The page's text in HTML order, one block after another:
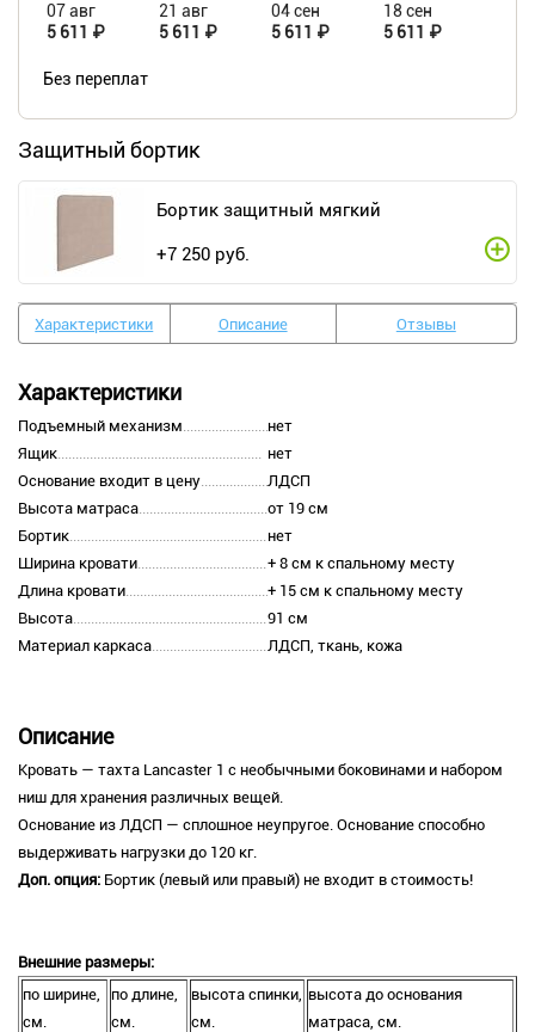
07 авг
5 611 ₽
21 авг
5 611 ₽
04 сен
5 611 ₽
18 сен
5 611 ₽
Без переплат
Защитный бортик
Бортик защитный мягкий
+7 250 руб.
Характеристики Описание Отзывы
Характеристики
Подъемный механизм
нет
Ящик
нет
Основание входит в цену
ЛДСП
Высота матраса
от 19 см
Бортик
нет
Ширина кровати
+ 8 см к спальному месту
Длина кровати
+ 15 см к спальному месту
Высота
91 см
Материал каркаса
ЛДСП, ткань, кожа
Описание
Кровать — тахта Lancaster 1 с необычными боковинами и набором
ниш для хранения различных вещей.
Основание из ЛДСП — сплошное неупругое. Основание способно
выдерживать нагрузки до 120 кг.
Доп. опция: Бортик (левый или правый) не входит в стоимость!
Внешние размеры:
по ширине,
см.
по длине,
см.
высота спинки,
см.
высота до основания
матраса, см.